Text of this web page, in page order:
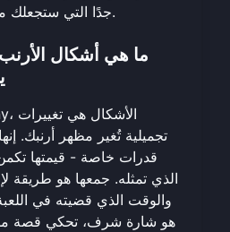
جدًا التي ستجعلك موضع حسد كل لاعب.
ما هي أشكال
تجميلية تُغير مظهر أرنبك.
قدرات خاصة - قيمتها تكمن
الذي تمثله. جمعها هو طريقة
والوقت الذي قضيته في
هو شارة شرف، تحكي قصة